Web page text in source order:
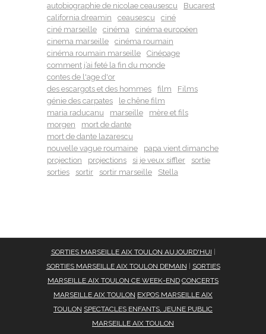
autobiographie de nicolae ceausescu
Bucarest
california dreamin
ceausescu
ciné
ciné marseille
cinéma
cinéma européen
cinema marseille
cinéma roumain
cinéma roumain marseille
Cinépage
comment j’ai feté la fin du monde
contes de l'age d'or
des escargots et des hommes
film
Films
génie des carpates
le chêne film
maria raducanu
marseille
mère et fils
morgen
mort de dante
mort de dante lazarescu
nouvelle vague roumaine
papa vient dimanche
projection
projections si je veux siffler
sortie
sorties
sortir sortir marseille Stella
SORTIES MARSEILLE AIX TOULON AUJOURD'HUI
SORTIES MARSEILLE AIX TOULON DEMAIN
SORTIES
MARSEILLE AIX TOULON CE WEEK-END CONCERTS
MARSEILLE AIX TOULON EXPOS MARSEILLE AIX
TOULON SPECTACLES ENFANTS, JEUNE PUBLIC
MARSEILLE AIX TOULON